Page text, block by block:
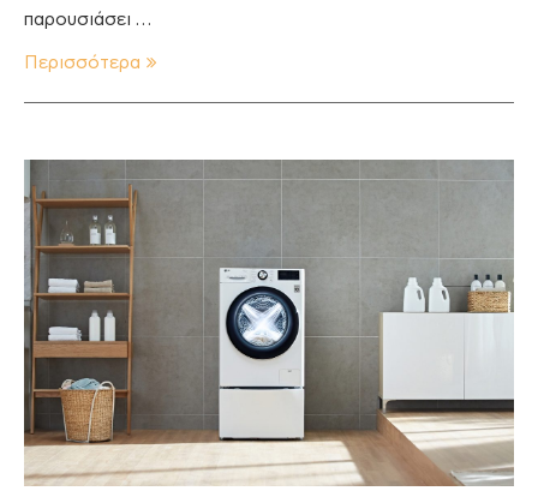
παρουσιάσει …
Περισσότερα